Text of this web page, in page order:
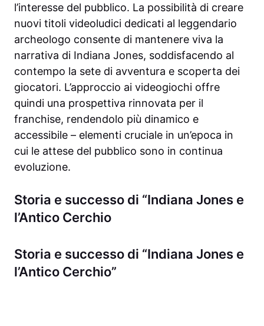
l’interesse del pubblico. La possibilità di creare
nuovi titoli videoludici dedicati al leggendario
archeologo consente di mantenere viva la
narrativa di Indiana Jones, soddisfacendo al
contempo la sete di avventura e scoperta dei
giocatori. L’approccio ai videogiochi offre
quindi una prospettiva rinnovata per il
franchise, rendendolo più dinamico e
accessibile – elementi cruciale in un’epoca in
cui le attese del pubblico sono in continua
evoluzione.
Storia e successo di “Indiana Jones e
l’Antico Cerchio
Storia e successo di “Indiana Jones e
l’Antico Cerchio”